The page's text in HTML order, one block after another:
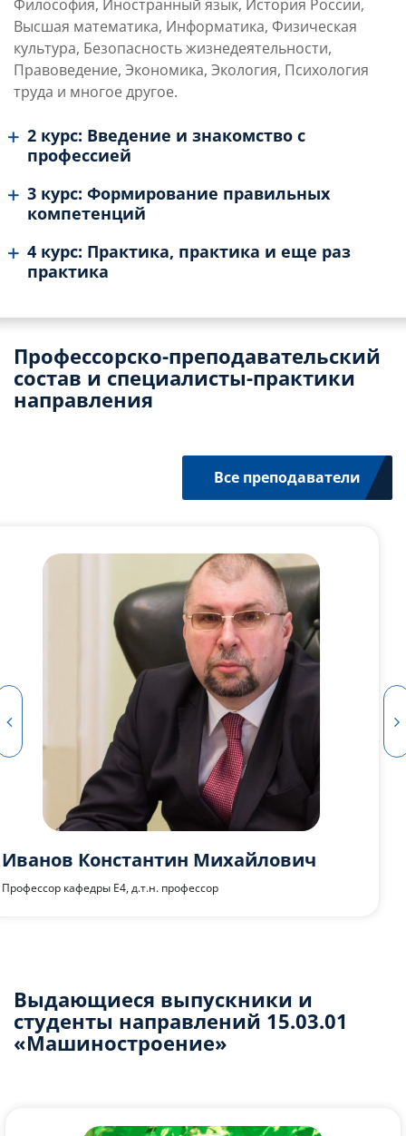
Философия, Иностранный язык, История России,
Высшая математика, Информатика, Физическая
культура, Безопасность жизнедеятельности,
Правоведение, Экономика, Экология, Психология
труда и многое другое.
2 курс: Введение и знакомство с
профессией
3 курс: Формирование правильных
компетенций
4 курс: Практика, практика и еще раз
практика
Профессорско-преподавательский
состав и специалисты-практики
направления
Все преподаватели
Фоменко Иван Юрьевич
Ассистент кафедры Е4
Выдающиеся выпускники и
студенты направлений 15.03.01
«Машиностроение»